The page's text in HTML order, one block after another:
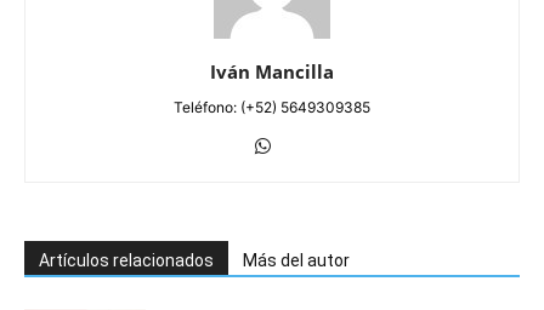
Iván Mancilla
Teléfono: (+52) 5649309385
Artículos relacionados Más del autor